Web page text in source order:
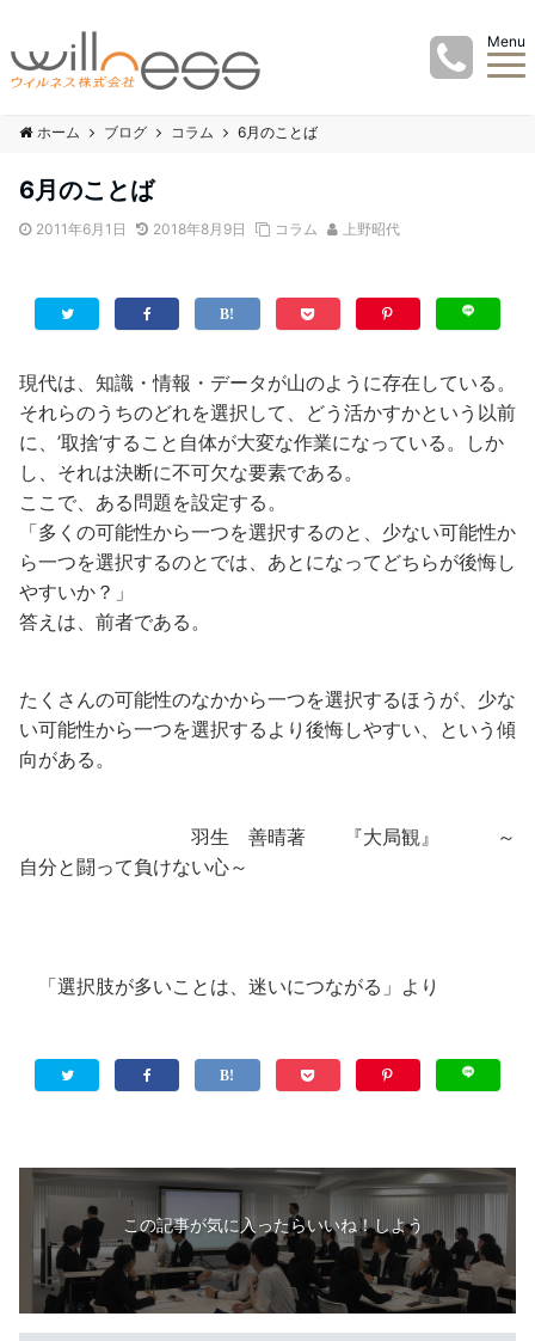
Menu
ホーム ブログ コラム 6月のことば
6月のことば
2011年6月1日 2018年8月9日 コラム 上野昭代
現代は、知識・情報・データが山のように存在している。
それらのうちのどれを選択して、どう活かすかという以前
に、’取捨’すること自体が大変な作業になっている。しか
し、それは決断に不可欠な要素である。
ここで、ある問題を設定する。
「多くの可能性から一つを選択するのと、少ない可能性か
ら一つを選択するのとでは、あとになってどちらが後悔し
やすいか？」
答えは、前者である。
たくさんの可能性のなかから一つを選択するほうが、少な
い可能性から一つを選択するより後悔しやすい、という傾
向がある。
羽生 善晴著 『大局観』 ～
自分と闘って負けない心～
「選択肢が多いことは、迷いにつながる」より
この記事が気に入ったらいいね！しよう